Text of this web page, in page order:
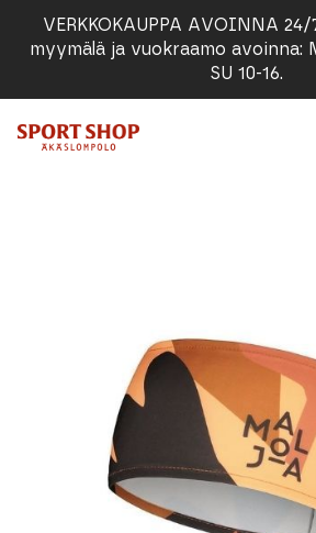
VERKKOKAUPPA AVOINNA
myymälä ja vuokraamo avoinna:
SU 10-16.